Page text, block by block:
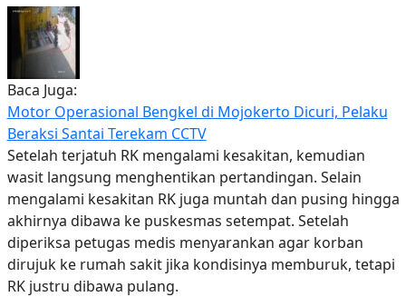
Baca Juga:
Motor Operasional Bengkel di Mojokerto Dicuri, Pelaku
Beraksi Santai Terekam CCTV
Setelah terjatuh RK mengalami kesakitan, kemudian
wasit langsung menghentikan pertandingan. Selain
mengalami kesakitan RK juga muntah dan pusing hingga
akhirnya dibawa ke puskesmas setempat. Setelah
diperiksa petugas medis menyarankan agar korban
dirujuk ke rumah sakit jika kondisinya memburuk, tetapi
RK justru dibawa pulang.